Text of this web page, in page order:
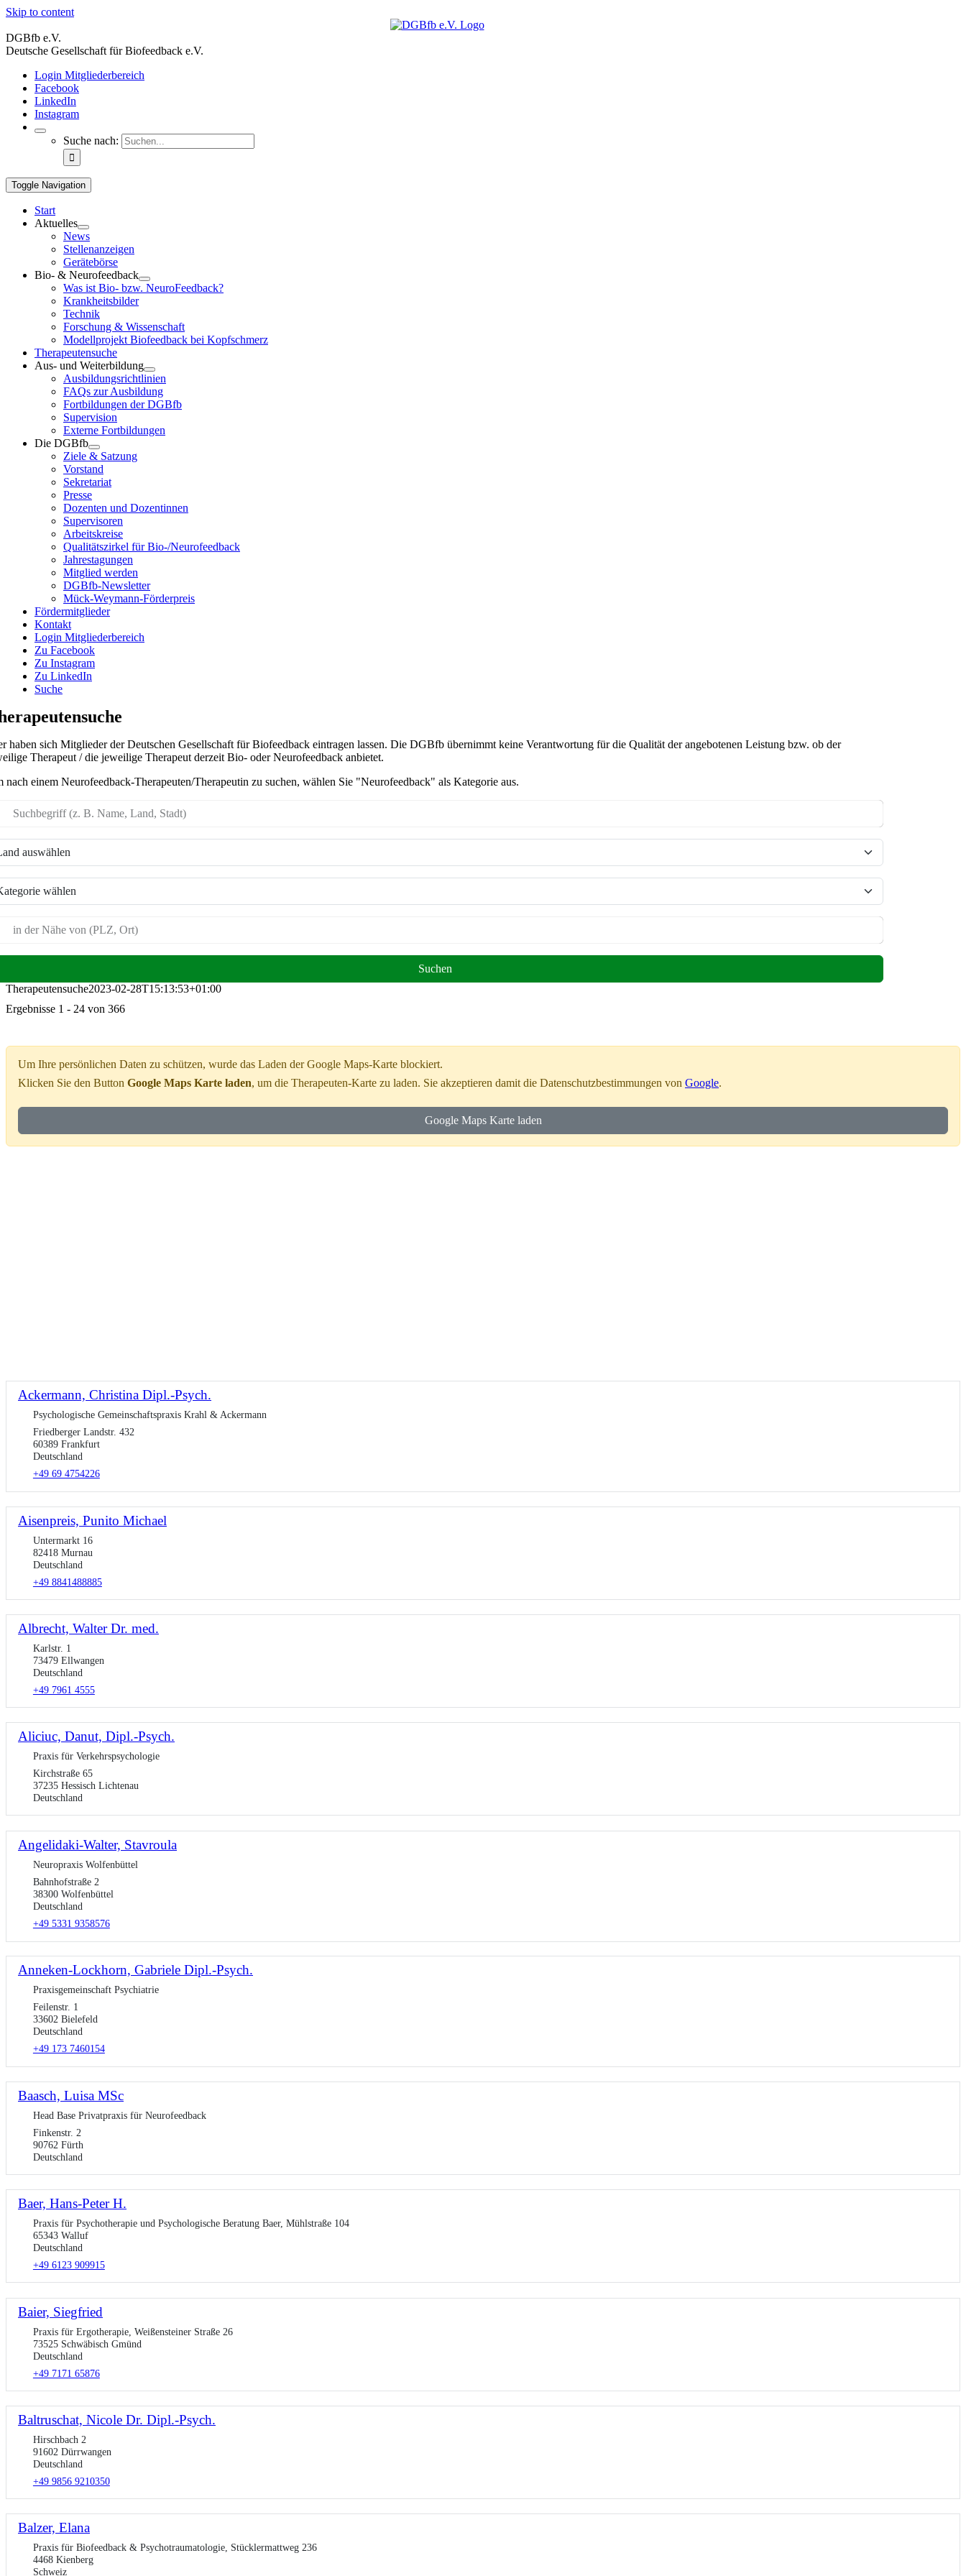
Skip to content
DGBfb e.V.
Deutsche Gesellschaft für Biofeedback e.V.
Login Mitgliederbereich
Facebook
LinkedIn
Instagram
Suche nach:
Toggle Navigation
Start
Aktuelles
News
Stellenanzeigen
Gerätebörse
Bio- & Neurofeedback
Was ist Bio- bzw. NeuroFeedback?
Krankheitsbilder
Technik
Forschung & Wissenschaft
Modellprojekt Biofeedback bei Kopfschmerz
Therapeutensuche
Aus- und Weiterbildung
Ausbildungsrichtlinien
FAQs zur Ausbildung
Fortbildungen der DGBfb
Supervision
Externe Fortbildungen
Die DGBfb
Ziele & Satzung
Vorstand
Sekretariat
Presse
Dozenten und Dozentinnen
Supervisoren
Arbeitskreise
Qualitätszirkel für Bio-/Neurofeedback
Jahrestagungen
Mitglied werden
DGBfb-Newsletter
Mück-Weymann-Förderpreis
Fördermitglieder
Kontakt
Login Mitgliederbereich
Zu Facebook
Zu Instagram
Zu LinkedIn
Suche
haben sich Mitglieder der Deutschen Gesellschaft für Biofeedback eintragen lassen. Die DGBfb übernimmt keine Verantwortung für die Qualität der angebotenen Leistung bzw. ob der
Therapeut / die jeweilige Therapeut derzeit Bio- oder Neurofeedback anbietet.
nach einem Neurofeedback-Therapeuten/Therapeutin zu suchen, wählen Sie "Neurofeedback" als Kategorie aus.
Suchen
Therapeutensuche2023-02-28T15:13:53+01:00
Ergebnisse 1 - 24 von 366
Ackermann, Christina Dipl.-Psych.
Psychologische Gemeinschaftspraxis Krahl & Ackermann
Friedberger Landstr. 432
60389 Frankfurt
Deutschland
+49 69 4754226
Aisenpreis, Punito Michael
Untermarkt 16
82418 Murnau
Deutschland
+49 8841488885
Albrecht, Walter Dr. med.
Karlstr. 1
73479 Ellwangen
Deutschland
+49 7961 4555
Aliciuc, Danut, Dipl.-Psych.
Praxis für Verkehrspsychologie
Kirchstraße 65
37235 Hessisch Lichtenau
Deutschland
Angelidaki-Walter, Stavroula
Neuropraxis Wolfenbüttel
Bahnhofstraße 2
38300 Wolfenbüttel
Deutschland
+49 5331 9358576
Anneken-Lockhorn, Gabriele Dipl.-Psych.
Praxisgemeinschaft Psychiatrie
Feilenstr. 1
33602 Bielefeld
Deutschland
+49 173 7460154
Baasch, Luisa MSc
Head Base Privatpraxis für Neurofeedback
Finkenstr. 2
90762 Fürth
Deutschland
Baer, Hans-Peter H.
Praxis für Psychotherapie und Psychologische Beratung Baer, Mühlstraße 104
65343 Walluf
Deutschland
+49 6123 909915
Baier, Siegfried
Praxis für Ergotherapie, Weißensteiner Straße 26
73525 Schwäbisch Gmünd
Deutschland
+49 7171 65876
Baltruschat, Nicole Dr. Dipl.-Psych.
Hirschbach 2
91602 Dürrwangen
Deutschland
+49 9856 9210350
Balzer, Elana
Praxis für Biofeedback & Psychotraumatologie, Stücklermattweg 236
4468 Kienberg
Schweiz
Um Ihre persönlichen Daten zu schützen, wurde das Laden der Google Maps-Karte blockiert.
Klicken Sie den Button Google Maps Karte laden, um die Therapeuten-Karte zu laden. Sie akzeptieren damit die Datenschutzbestimmungen von Google.
Google Maps Karte laden